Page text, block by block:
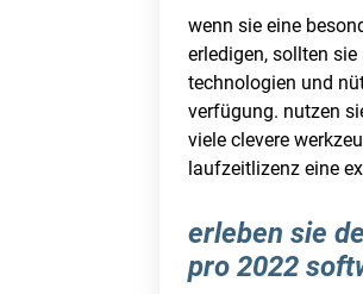
wenn sie eine
erledigen, sollten
technologien und
verfügung. nutzen
viele clevere
laufzeitlizenz eine
erleben sie
pro 2022